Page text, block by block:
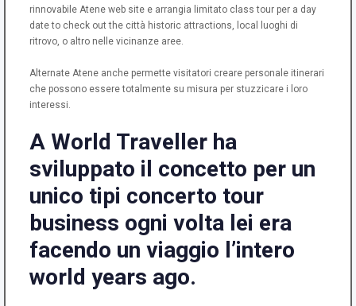
rinnovabile Atene web site e arrangia limitato class tour per a day
date to check out the città historic attractions, local luoghi di
ritrovo, o altro nelle vicinanze aree.
Alternate Atene anche permette visitatori creare personale itinerari
che possono essere totalmente su misura per stuzzicare i loro
interessi.
A World Traveller ha
sviluppato il concetto per un
unico tipi concerto tour
business ogni volta lei era
facendo un viaggio l’intero
world years ago.